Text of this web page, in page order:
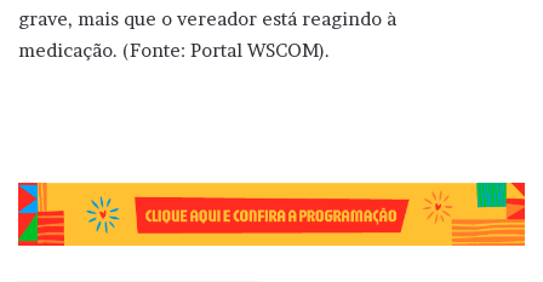
grave, mais que o vereador está reagindo à
medicação. (Fonte: Portal WSCOM).